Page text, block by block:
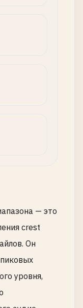
— это
crest
Он
уровня,